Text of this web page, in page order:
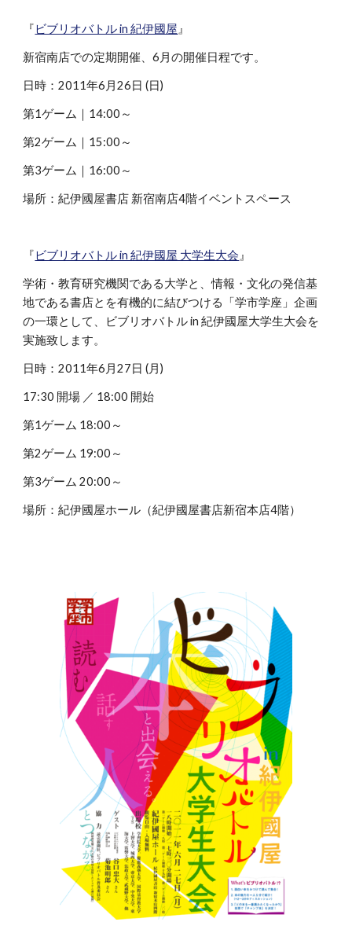
『ビブリオバトル in 紀伊國屋 』
新宿南店での定期開催、6月の開催日程です。
日時：2011年6月26日 (日)
第1ゲーム｜14:00～
第2ゲーム｜15:00～
第3ゲーム｜16:00～
場所：紀伊國屋書店 新宿南店4階イベントスペース
『ビブリオバトル in 紀伊國屋 大学生大会 』
学術・教育研究機関である大学と、情報・文化の発信基
地である書店とを有機的に結びつける「学市学座」企画
の一環として、ビブリオバトル in 紀伊國屋大学生大会を
実施致します。
日時：2011年6月27日 (月)
17:30 開場 ／ 18:00 開始
第1ゲーム 18:00～
第2ゲーム 19:00～
第3ゲーム 20:00～
場所：紀伊國屋ホール（紀伊國屋書店新宿本店4階）